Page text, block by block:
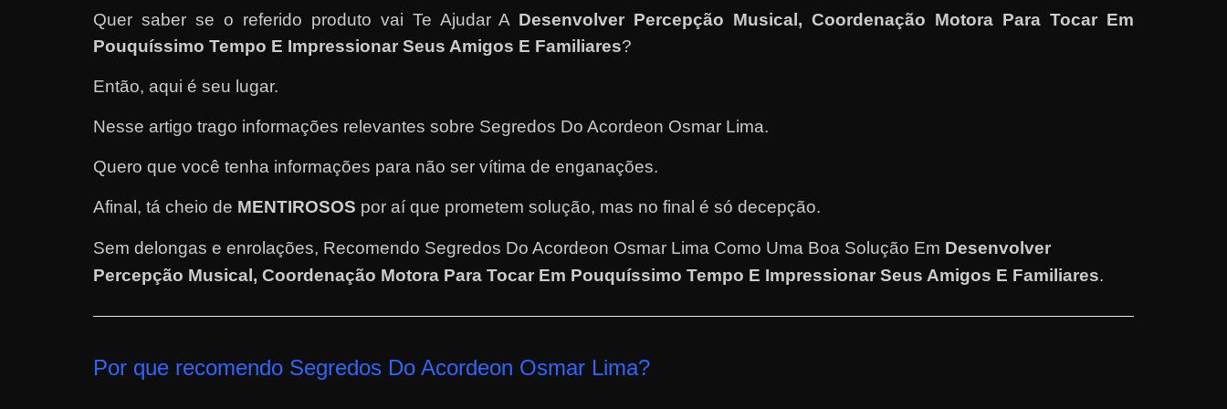
e
l
c
h
f
e
h
a
P
Quer saber se o referido produto vai Te Ajudar A Desenvolver Percepção Musical, Coordenação Motora Para Tocar Em
Pouquíssimo Tempo E Impressionar Seus Amigos E Familiares?
Então, aqui é seu lugar.
Nesse artigo trago informações relevantes sobre Segredos Do Acordeon Osmar Lima.
Quero que você tenha informações para não ser vítima de enganações.
Afinal, tá cheio de MENTIROSOS por aí que prometem solução, mas no final é só decepção.
Sem delongas e enrolações, Recomendo Segredos Do Acordeon Osmar Lima Como Uma Boa Solução Em Desenvolver
Percepção Musical, Coordenação Motora Para Tocar Em Pouquíssimo Tempo E Impressionar Seus Amigos E Familiares.
Por que recomendo Segredos Do Acordeon Osmar Lima?